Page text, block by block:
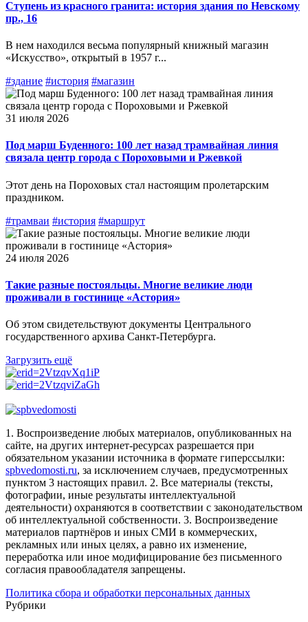
Ступень из красного гранита: история здания по Невскому
пр., 16
В нем находился весьма популярный книжный магазин
«Искусство», открытый в 1957 г...
#здание #история #магазин
31 июля 2026
Под марш Буденного: 100 лет назад трамвайная линия
связала центр города с Пороховыми и Ржевкой
Этот день на Пороховых стал настоящим пролетарским
праздником.
#трамваи #история #маршрут
24 июля 2026
Такие разные постояльцы. Многие великие люди
проживали в гостинице «Астория»
Об этом свидетельствуют документы Центрального
государственного архива Санкт-Петербурга.
Загрузить ещё
1. Воспроизведение любых материалов, опубликованных на
сайте, на других интернет-ресурсах разрешается при
обязательном указании источника в формате гиперссылки:
spbvedomosti.ru, за исключением случаев, предусмотренных
пунктом 3 настоящих правил. 2. Все материалы (тексты,
фотографии, иные результаты интеллектуальной
деятельности) охраняются в соответствии с законодательством
об интеллектуальной собственности. 3. Воспроизведение
материалов партнёров и иных СМИ в коммерческих,
рекламных или иных целях, а равно их изменение,
переработка или иное модифицирование без письменного
согласия правообладателя запрещены.
Политика сбора и обработки персональных данных
Рубрики